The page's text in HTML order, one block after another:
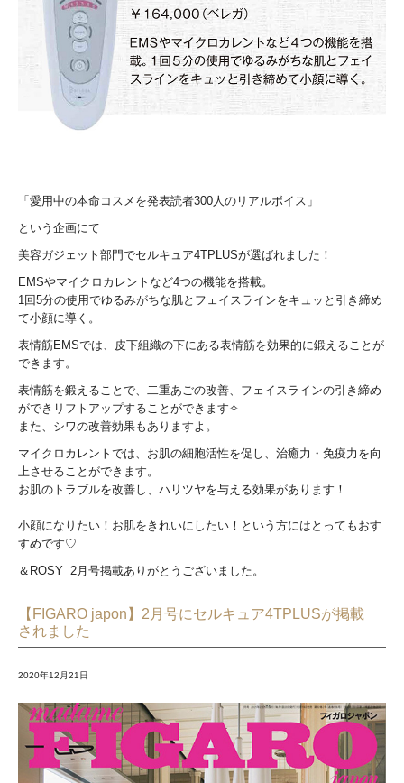
「愛用中の本命コスメを発表読者300人のリアルボイス」
という企画にて
美容ガジェット部門でセルキュア4TPLUSが選ばれました！
EMSやマイクロカレントなど4つの機能を搭載。
1回5分の使用でゆるみがちな肌とフェイスラインをキュッと引き締め
て小顔に導く。
表情筋EMSでは、皮下組織の下にある表情筋を効果的に鍛えることが
できます。
表情筋を鍛えることで、二重あごの改善、フェイスラインの引き締め
ができリフトアップすることができます✧
また、シワの改善効果もありますよ。
マイクロカレントでは、お肌の細胞活性を促し、治癒力・免疫力を向
上させることができます。
お肌のトラブルを改善し、ハリツヤを与える効果があります！
小顔になりたい！お肌をきれいにしたい！という方にはとってもおす
すめです♡
＆ROSY 2月号掲載ありがとうございました。
【FIGARO japon】2月号にセルキュア4TPLUSが掲載
されました
2020年12月21日